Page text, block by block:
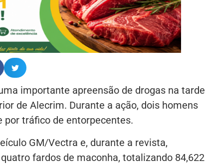
importante apreensão de drogas na tarde
de Alecrim. Durante a ação, dois homens
tráfico de entorpecentes.
GM/Vectra e, durante a revista,
fardos de maconha, totalizando 84,622